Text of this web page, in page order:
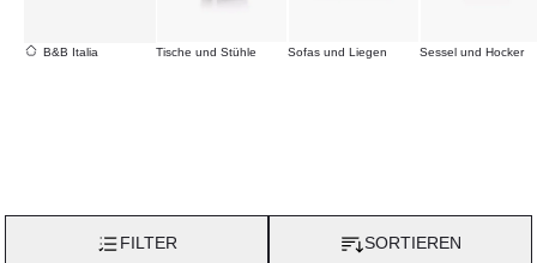
B&B Italia Tische und Stühle Sofas und Liegen Sessel und Hocker
FILTER SORTIEREN